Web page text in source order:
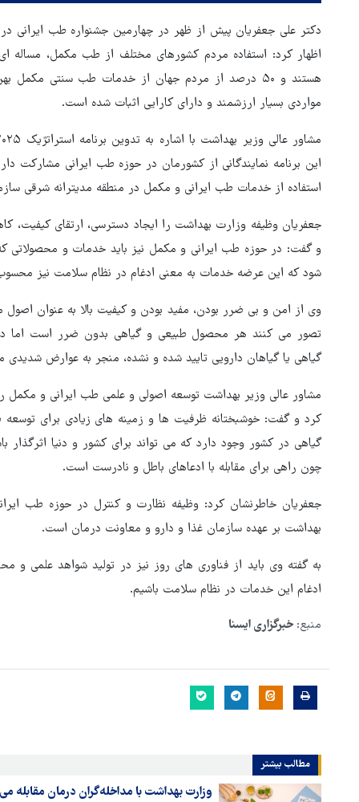
دکتر علی جعفریان پیش از ظهر در چهارمین جشنواره طب ایرانی
اظهار کرد: استفاده مردم کشورهای مختلف از طب مکمل، مساله
هستند و ۵۰ درصد از مردم جهان از خدمات طب سنتی
مواردی بسیار ارزشمند و دارای کارایی اثبات شده است.
این برنامه نمایندگانی از کشورمان در حوزه طب ایرانی مشارکت
استفاده از خدمات طب ایرانی و مکمل در منطقه مدیترانه شرقی
جعفریان وظیفه وزارت بهداشت را ایجاد دسترسی، ارتقای
و گفت: در حوزه طب ایرانی و مکمل نیز باید خدمات و
شود که این عرضه خدمات به معنی ادغام در نظام سلامت نیز
وی از امن و بی ضرر بودن، مفید بودن و کیفیت بالا به عنوان
تصور می کنند هر محصول طبیعی و گیاهی بدون ضرر است اما در
گیاهی یا گیاهان دارویی تایید شده و نشده، منجر به عوارض
مشاور عالی وزیر بهداشت توسعه اصولی و علمی طب ایرانی و مکمل
کرد و گفت: خوشبختانه ظرفیت ها و زمینه های زیادی برای توسعه
گیاهی در کشور وجود دارد که می تواند برای کشور و دنیا
چون راهی برای مقابله با ادعاهای باطل و نادرست است.
جعفریان خاطرنشان کرد: وظیفه نظارت و کنترل در حوزه طب
بهداشت بر عهده سازمان غذا و دارو و معاونت درمان است.
به گفته وی باید از فناوری های روز نیز در تولید شواهد علمی
ادغام این خدمات در نظام سلامت باشیم.
منبع: خبرگزاری ایسنا
مطالب بیشتر
وزارت بهداشت با مداخله‌گران درمان مقابله
هماهنگی محور مقاومت،
در منطقه درمانده کرد